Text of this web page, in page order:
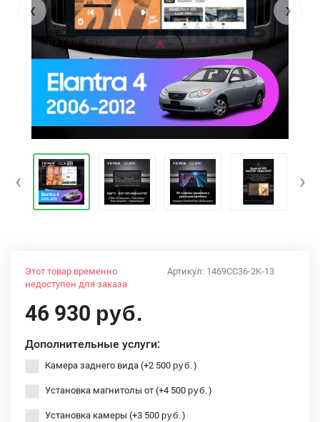
‹ ›
‹ ›
Артикул: 1469CC36-2K-13
Этот товар временно
недоступен для заказа
46 930 руб.
Дополнительные услуги:
Камера заднего вида (+2 500 руб. )
Установка магнитолы от (+4 500 руб. )
Установка камеры (+3 500 руб. )